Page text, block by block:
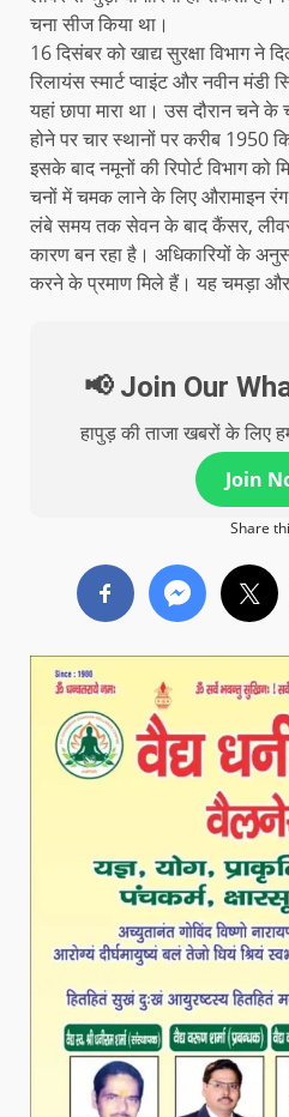
चना सीज किया था।
16 दिसंबर को खाद्य सुरक्षा विभाग ने
रिलायंस स्मार्ट प्वाइंट और नवीन
यहां छापा मारा था। उस दौरान चने
होने पर चार स्थानों पर करीब 1950
इसके बाद नमूनों की रिपोर्ट विभाग को
चनों में चमक लाने के लिए औरामाइन रंग
लंबे समय तक सेवन के बाद कैंसर, लीवर
कारण बन रहा है। अधिकारियों के
करने के प्रमाण मिले हैं। यह चमड़ा
📢 Join Our
हापुड़ की ताजा खबरों के लिए
Join
Share